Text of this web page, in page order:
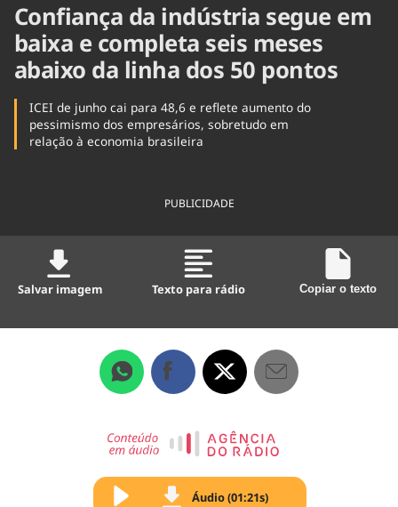
Confiança da indústria segue em
baixa e completa seis meses
abaixo da linha dos 50 pontos
ICEI de junho cai para 48,6 e reflete aumento do
pessimismo dos empresários, sobretudo em
relação à economia brasileira
PUBLICIDADE
Salvar imagem Texto para rádio Copiar o texto
Áudio (01:21s)